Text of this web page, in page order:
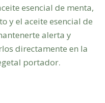
esencial de menta,
y el aceite esencial de
alerta y
directamente en la
portador.